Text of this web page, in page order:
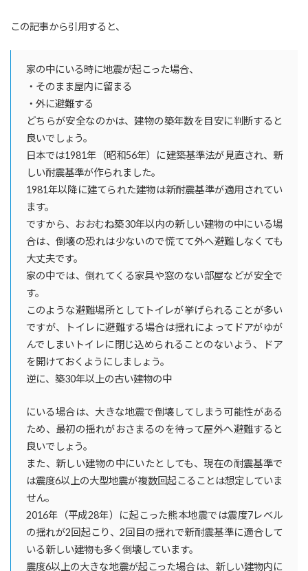
この記事から引用すると、
家の中にいる時に地震が起こった場合、
・そのまま屋内に留まる
・外に避難する
どちらが安全なのかは、建物の築年数を目安に判断すると
良いでしょう。
日本では1981年（昭和56年）に建築基準法が見直され、新
しい耐震基準が作られました。
1981年以降に建てられた建物は新耐震基準が適用されてい
ます。
ですから、おおむね築30年以内の新しい建物の中にいる場
合は、倒壊の恐れは少ないので慌てて外へ避難しなくても
大丈夫です。
家の中では、倒れてくる家具や窓のない部屋などが安全で
す。
このような避難場所としてトイレが挙げられることが多い
ですが、トイレに避難する場合は揺れによってドアがゆが
んでしまいトイレに閉じ込められることのないよう、ドア
を開けておくようにしましょう。
逆に、築30年以上の古い建物の中
にいる場合は、大きな地震で倒壊してしまう可能性がある
ため、最初の揺れがおさまるのを待って屋外へ避難すると
良いでしょう。
また、新しい建物の中にいたとしても、現在の耐震基準で
は震度6以上の大型地震が複数回起こることは想定していま
せん。
2016年（平成28年）に起こった熊本地震では震度7レベル
の揺れが2回起こり、2回目の揺れで新耐震基準に適合して
いる新しい建物も多く倒壊しています。
震度6以上の大きな地震が起こった場合は、新しい建物内に